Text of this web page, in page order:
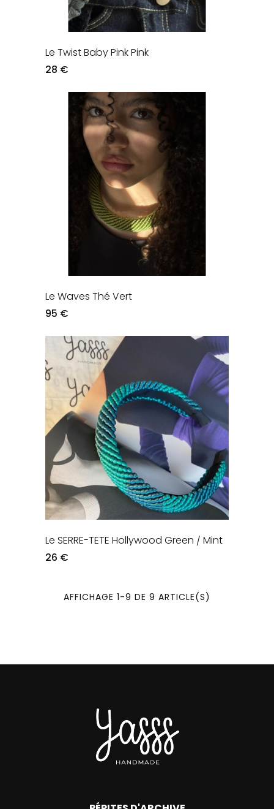
Le Twist Baby Pink Pink
28 €
Le Waves Thé Vert
95 €
Le SERRE-TETE Hollywood Green / Mint
26 €
AFFICHAGE 1-9 DE 9 ARTICLE(S)